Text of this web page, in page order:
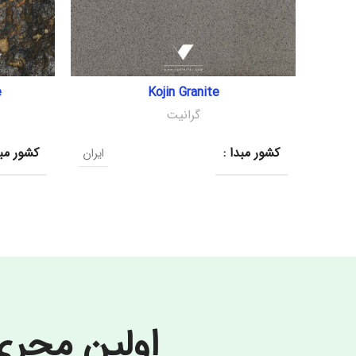
Kojin Granite
گرانیت
کشور مبدا : ایران کشور